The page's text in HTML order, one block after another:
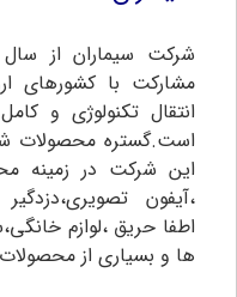
مشارکت با کشورهای
انتقال تکنولوژی و
است.گستره محصولات
این شرکت در زمینه
،آیفون
ها و بسیاری از